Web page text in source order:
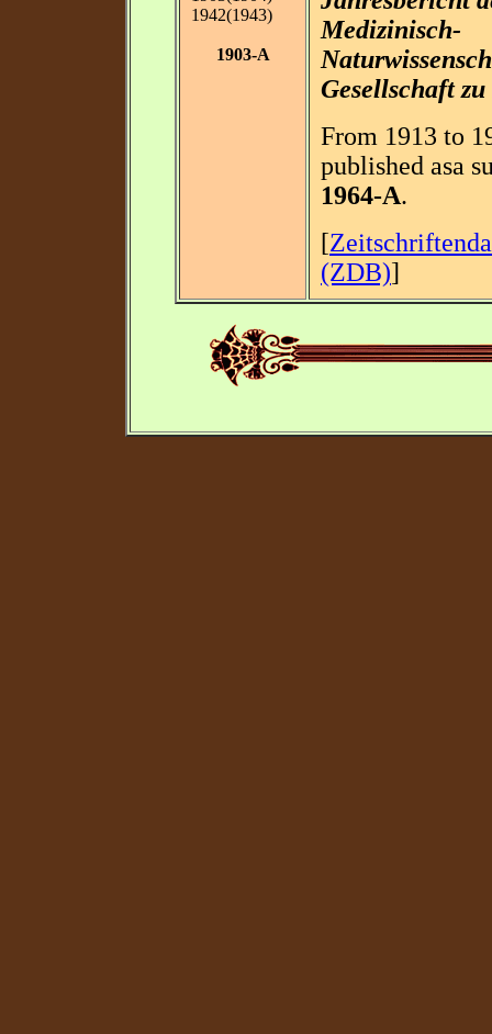
1942(1943)
1903-A
Medizinisch-
Gesellschaft zu
From 1913 to
published asa
1964-A.
[
(ZDB)]